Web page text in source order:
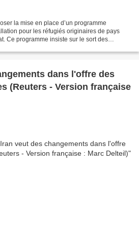
la mise en place d’un programme
pour les réfugiés originaires de pays
Ce programme insiste sur le sort des
dans l'offre des
(Reuters - Version française